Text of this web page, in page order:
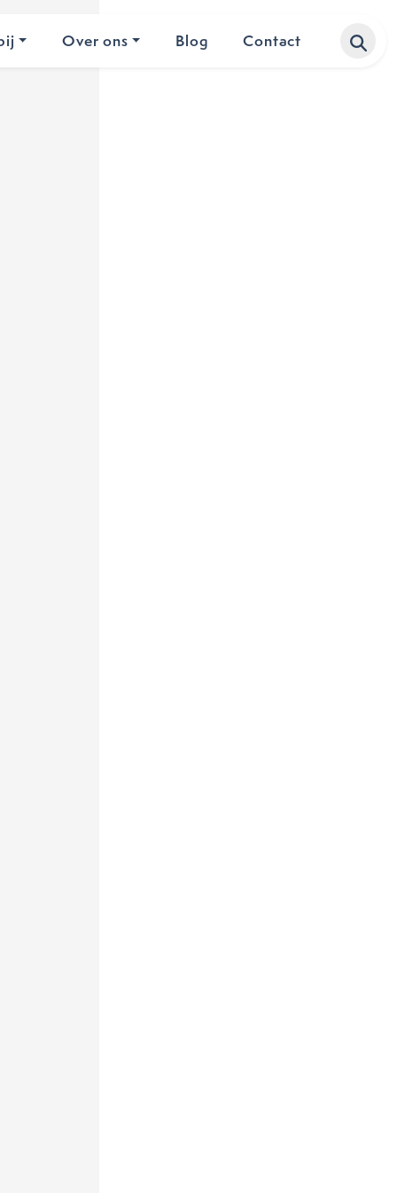
Over ons Blog Contact